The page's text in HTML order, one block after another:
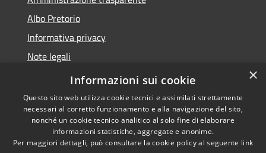
Albo Pretorio
Informativa privacy
Note legali
Dichiarazione di accessibilità
Accessibilità
Copyright © 2026 • Città di
Cornate d'Adda • Powered by
×
Informazioni sui cookie
Questo sito web utilizza cookie tecnici e assimilati strettamente
necessari al corretto funzionamento e alla navigazione del sito,
nonché un cookie tecnico analitico al solo fine di elaborare
informazioni statistiche, aggregate e anonime.
Per maggiori dettagli, può consultare la cookie policy al seguente link